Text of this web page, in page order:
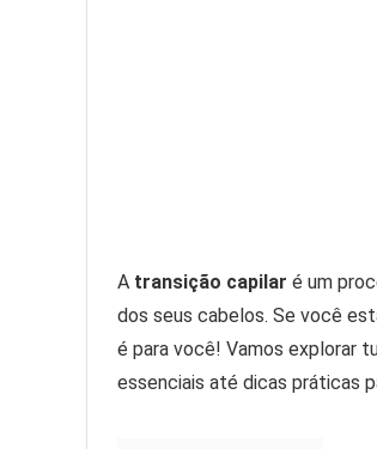
A transição capilar é um
dos seus cabelos. Se você
é para você! Vamos explorar
essenciais até dicas práticas